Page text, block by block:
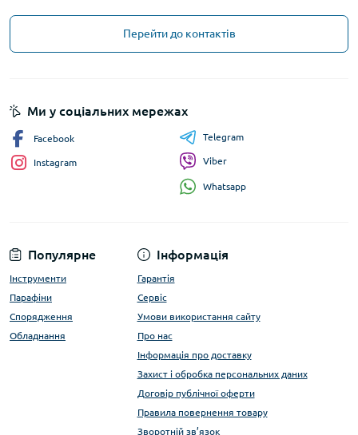
Перейти до контактів
Популярне
Інструменти
Парафіни
Спорядження
Обладнання
Інформація
Гарантія
Сервіс
Умови використання сайту
Про нас
Інформація про доставку
Захист і обробка персональних даних
Договір публічної оферти
Правила повернення товару
Зворотній зв’язок
Ми у соціальних мережах
Facebook
Instagram
Telegram
Viber
Whatsapp